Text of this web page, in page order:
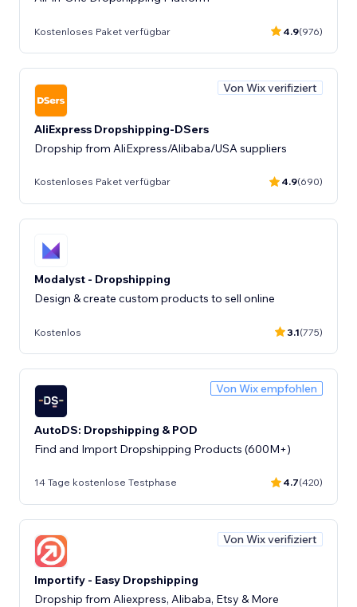
Kostenloses Paket verfügbar 4.9(976)
Von Wix verifiziert
AliExpress Dropshipping-DSers
Dropship from AliExpress/Alibaba/USA suppliers
Kostenloses Paket verfügbar 4.9(690)
Modalyst - Dropshipping
Design & create custom products to sell online
Kostenlos 3.1(775)
Von Wix empfohlen
AutoDS: Dropshipping & POD
Find and Import Dropshipping Products (600M+)
14 Tage kostenlose Testphase 4.7(420)
Von Wix verifiziert
Importify - Easy Dropshipping
Dropship from Aliexpress, Alibaba, Etsy & More